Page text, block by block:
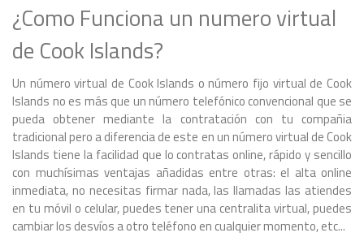
¿Como Funciona un numero virtual
de Cook Islands?
Un número virtual de Cook Islands o número fijo virtual de Cook
Islands no es más que un número telefónico convencional que se
pueda obtener mediante la contratación con tu compañia
tradicional pero a diferencia de este en un número virtual de Cook
Islands tiene la facilidad que lo contratas online, rápido y sencillo
con muchísimas ventajas añadidas entre otras: el alta online
inmediata, no necesitas firmar nada, las llamadas las atiendes
en tu móvil o celular, puedes tener una centralita virtual, puedes
cambiar los desvíos a otro teléfono en cualquier momento, etc...